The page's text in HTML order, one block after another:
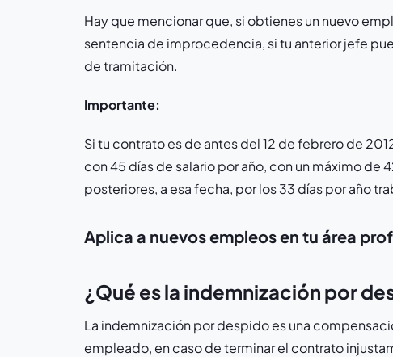
Hay que mencionar que, si obtienes un nuevo
sentencia de improcedencia, si tu anterior jefe
de tramitación.
Importante:
Si tu contrato es de antes del 12 de febrero de
con 45 días de salario por año, con un máximo de
posteriores, a esa fecha, por los 33 días por año
Aplica a nuevos empleos en tu área
¿Qué es la indemnización por
La indemnización por despido es una
empleado, en caso de terminar el contrato